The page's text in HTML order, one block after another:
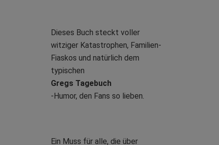
Dieses Buch steckt voller
witziger Katastrophen, Familien-
Fiaskos und natürlich dem
typischen
Gregs Tagebuch
-Humor, den Fans so lieben.
Ein Muss für alle, die über